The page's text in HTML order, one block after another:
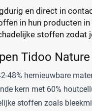
en direct in
in hun producten
stoffen zodat
Tidoo
48% hernieuwbare
kern met 60%
stoffen zoals